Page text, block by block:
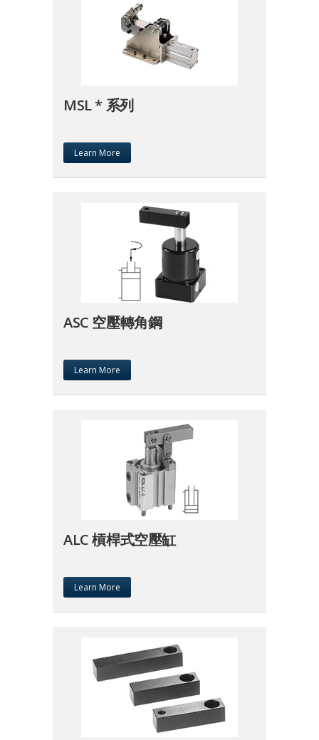
MSL * 系列
Learn More
ASC 空壓轉角鋼
Learn More
ALC 槓桿式空壓缸
Learn More